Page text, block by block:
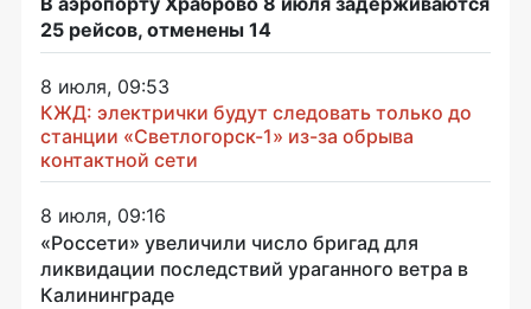
25 рейсов, отменены 14
8 июля, 09:53
КЖД: электрички будут следовать только до
станции «Светлогорск-1» из-за обрыва
контактной сети
8 июля, 09:16
«Россети» увеличили число бригад для
ликвидации последствий ураганного ветра в
Калининграде